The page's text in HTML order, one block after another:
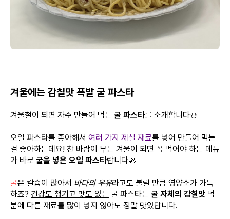
겨울에는 감칠맛 폭발 굴 파스타
겨울철이 되면 자주 만들어 먹는 굴 파스타를 소개합니다⛄
오일 파스타를 좋아해서 여러 가지 제철 재료를 넣어 만들어 먹는
걸 좋아하는데요! 찬 바람이 부는 겨울이 되면 꼭 먹어야 하는 메뉴
가 바로 굴을 넣은 오일 파스타랍니다🦪
굴은 칼슘이 많아서 바다의 우유라고도 불릴 만큼 영양소가 가득
하죠? 건강도 챙기고 맛도 있는 굴 파스타는 굴 자체의 감칠맛 덕
분에 다른 재료를 많이 넣지 않아도 정말 맛있답니다.